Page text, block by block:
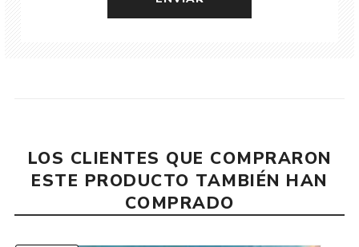
LOS CLIENTES QUE COMPRARON
ESTE PRODUCTO TAMBIÉN HAN
COMPRADO